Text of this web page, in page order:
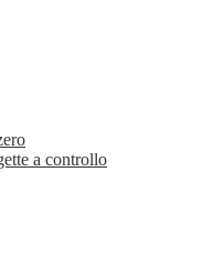
a controllo